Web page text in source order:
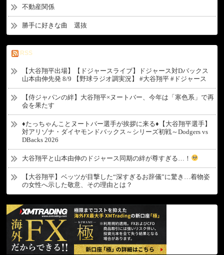
不動産関係
勝手に好きな曲 選抜
RSS
【大谷翔平出場】【ドジャースライブ】ドジャース対Dバックス
山本由伸先発 8/9 【野球ラジオ調実況】 #大谷翔平 #ドジャース
【侍ジャパンの絆】大谷翔平×ヌートバー、今年は「寒色系」で再
会を果たす
♦たっちゃんことヌートバー選手が挨拶に来る♦【大谷翔平選手】
対アリゾナ・ダイヤモンドバックス～シリーズ初戦～Dodgers vs
DBacks 2026
大谷翔平と山本由伸のドジャース同期の絆が尊すぎる…！
【大谷翔平】ベッツが目撃した“深すぎるお辞儀”に驚き…着物姿
の女性へ示した敬意、その理由とは？